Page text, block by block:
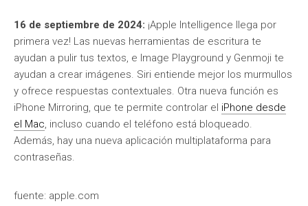
16 de septiembre de 2024: ¡Apple Intelligence llega por
primera vez! Las nuevas herramientas de escritura te
ayudan a pulir tus textos, e Image Playground y Genmoji te
ayudan a crear imágenes. Siri entiende mejor los murmullos
y ofrece respuestas contextuales. Otra nueva función es
iPhone Mirroring, que te permite controlar el iPhone desde
el Mac, incluso cuando el teléfono está bloqueado.
Además, hay una nueva aplicación multiplataforma para
contraseñas.
fuente: apple.com